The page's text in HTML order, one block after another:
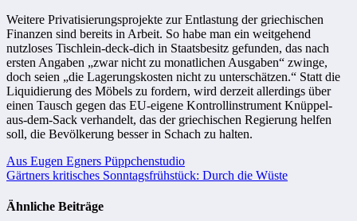
Weitere Privatisierungsprojekte zur Entlastung der griechischen
Finanzen sind bereits in Arbeit. So habe man ein weitgehend
nutzloses Tischlein-deck-dich in Staatsbesitz gefunden, das nach
ersten Angaben „zwar nicht zu monatlichen Ausgaben“ zwinge,
doch seien „die Lagerungskosten nicht zu unterschätzen.“ Statt die
Liquidierung des Möbels zu fordern, wird derzeit allerdings über
einen Tausch gegen das EU-eigene Kontrollinstrument Knüppel-
aus-dem-Sack verhandelt, das der griechischen Regierung helfen
soll, die Bevölkerung besser in Schach zu halten.
Beitragsnavigation
Aus Eugen Egners Püppchenstudio
Gärtners kritisches Sonntagsfrühstück: Durch die Wüste
Ähnliche Beiträge